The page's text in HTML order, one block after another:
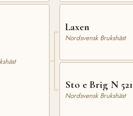
Laxen
Nordsvensk Brukshäst
Sto e Brig N 521
Nordsvensk Brukshäst